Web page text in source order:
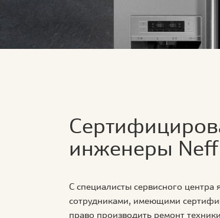
инженеры Neff
С специалисты сервисного
сотрудниками, имеющими
право производить ремонт